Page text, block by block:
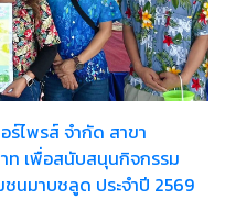
ร์ไพรส์ จำกัด สาขา
ท เพื่อสนับสนุนกิจกรรม
นมาบชลูด ประจำปี 2569